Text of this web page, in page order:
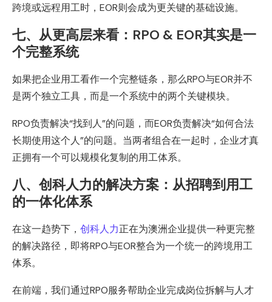
跨境或远程用工时，EOR则会成为更关键的基础设施。
七、从更高层来看：RPO & EOR其实是一
个完整系统
如果把企业用工看作一个完整链条，那么RPO与EOR并不
是两个独立工具，而是一个系统中的两个关键模块。
RPO负责解决“找到人”的问题，而EOR负责解决“如何合法
长期使用这个人”的问题。当两者组合在一起时，企业才真
正拥有一个可以规模化复制的用工体系。
八、创科人力的解决方案：从招聘到用工
的一体化体系
在这一趋势下， 创科人力正在为澳洲企业提供一种更完整
的解决路径，即将RPO与EOR整合为一个统一的跨境用工
体系。
在前端，我们通过RPO服务帮助企业完成岗位拆解与人才